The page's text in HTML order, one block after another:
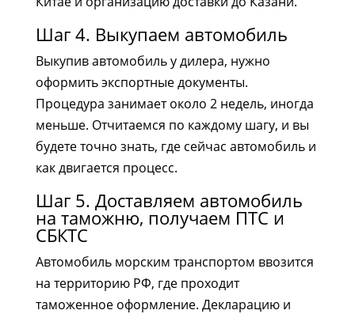
Шаг 4. Выкупаем автомобиль
Выкупив автомобиль у дилера, нужно
оформить экспортные документы.
Процедура занимает около 2 недель, иногда
меньше. Отчитаемся по каждому шагу, и вы
будете точно знать, где сейчас автомобиль и
как двигается процесс.
Шаг 5. Доставляем автомобиль
на таможню, получаем ПТС и
СБКТС
Автомобиль морским транспортом ввозится
на территорию РФ, где проходит
таможенное оформление. Декларацию и